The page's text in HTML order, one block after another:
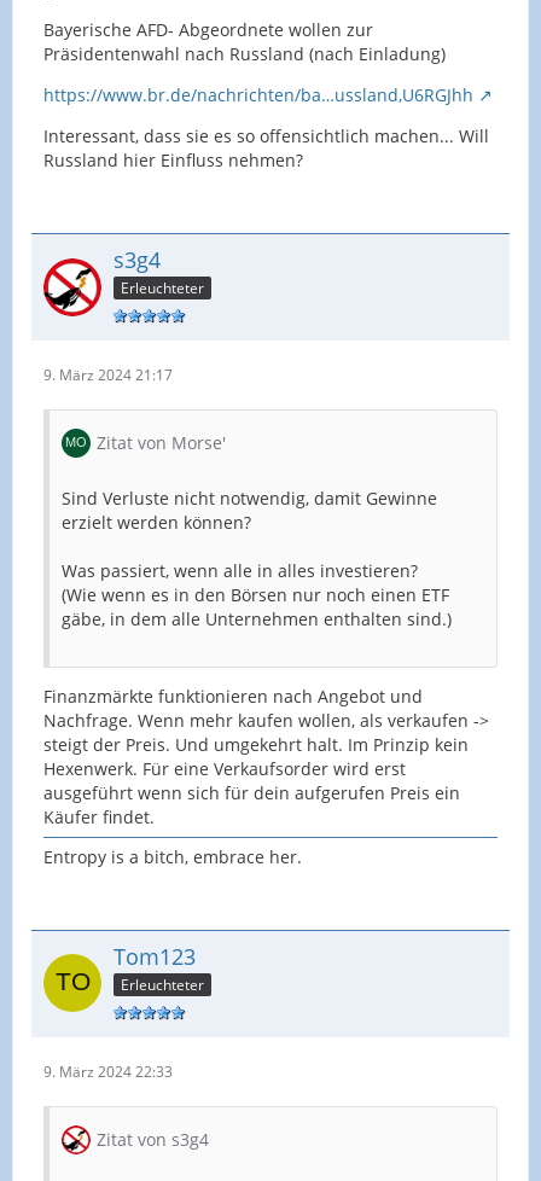
Bayerische AFD- Abgeordnete wollen zur
Präsidentenwahl nach Russland (nach Einladung)
https://www.br.de/nachrichten/ba…ussland,U6RGJhh
Interessant, dass sie es so offensichtlich machen... Will
Russland hier Einfluss nehmen?
s3g4
Erleuchteter
9. März 2024 21:17
Zitat von Morse'
Sind Verluste nicht notwendig, damit Gewinne
erzielt werden können?
Was passiert, wenn alle in alles investieren?
(Wie wenn es in den Börsen nur noch einen ETF
gäbe, in dem alle Unternehmen enthalten sind.)
Finanzmärkte funktionieren nach Angebot und
Nachfrage. Wenn mehr kaufen wollen, als verkaufen ->
steigt der Preis. Und umgekehrt halt. Im Prinzip kein
Hexenwerk. Für eine Verkaufsorder wird erst
ausgeführt wenn sich für dein aufgerufen Preis ein
Käufer findet.
Entropy is a bitch, embrace her.
Tom123
Erleuchteter
9. März 2024 22:33
Zitat von s3g4